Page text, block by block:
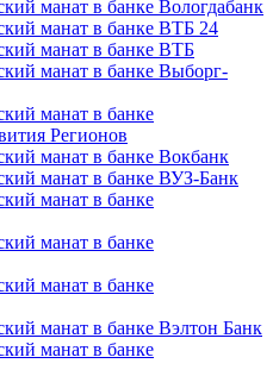
манат в банке Вологдабанк
манат в банке ВТБ 24
манат в банке ВТБ
манат в банке Выборг-
манат в банке
Регионов
манат в банке Вокбанк
манат в банке ВУЗ-Банк
манат в банке
манат в банке
манат в банке
манат в банке Вэлтон Банк
манат в банке